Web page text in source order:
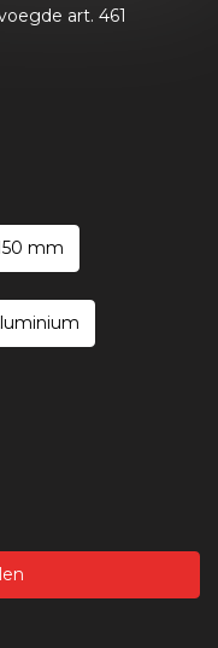
art. 461
mm